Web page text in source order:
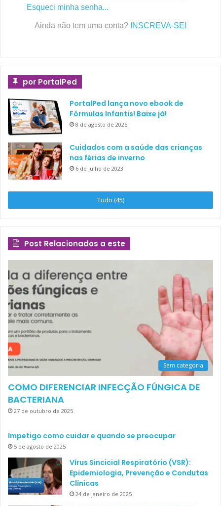
Esqueci minha senha...
Ainda não tem uma conta? INSCREVA-SE!
por PortalPed
PortalPed lança novo ebook de
Fórmulas Infantis! Baixe já!
8 de agosto de 2025
Cuidados com a saúde das crianças
nas férias de inverno
6 de julho de 2023
Tudo (45)
Post Relacionados a este
Sem categoria
COMO DIFERENCIAR INFECÇÃO FÚNGICA DE
BACTERIANA
27 de outubro de 2025
Impetigo como cuidar e quando se preocupar
5 de agosto de 2025
Vírus Sincicial Respiratório (VSR):
Epidemiologia, Prevenção e Condutas
Clínicas
24 de janeiro de 2025